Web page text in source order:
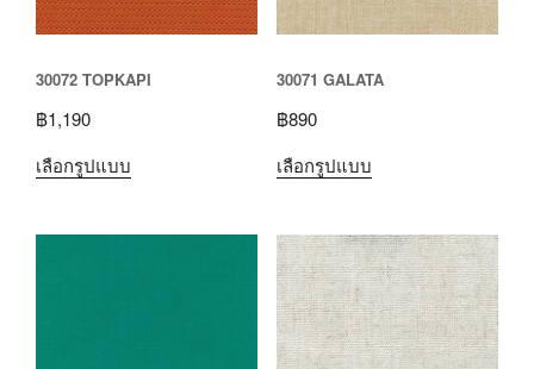
30072 TOPKAPI
฿1,190
เลือกรูปแบบ
30071 GALATA
฿890
เลือกรูปแบบ